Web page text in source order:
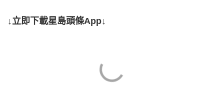
↓立即下載星島頭條App↓